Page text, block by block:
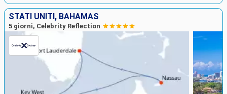
STATI UNITI, BAHAMAS
5 giorni, Celebrity Reflection